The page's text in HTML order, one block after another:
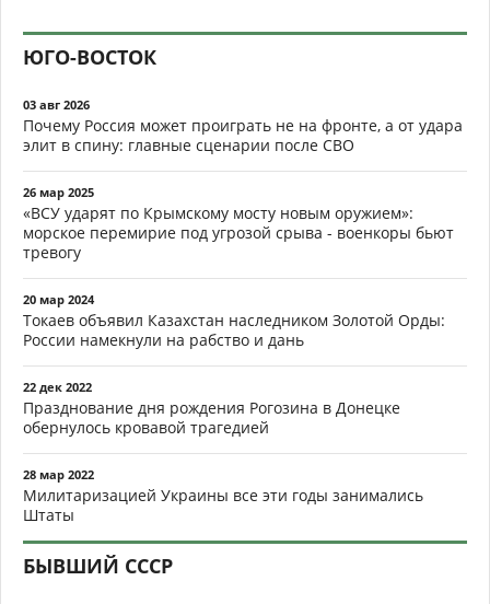
ЮГО-ВОСТОК
03 авг 2026
Почему Россия может проиграть не на фронте, а от удара
элит в спину: главные сценарии после СВО
26 мар 2025
«ВСУ ударят по Крымскому мосту новым оружием»:
морское перемирие под угрозой срыва - военкоры бьют
тревогу
20 мар 2024
Токаев объявил Казахстан наследником Золотой Орды:
России намекнули на рабство и дань
22 дек 2022
Празднование дня рождения Рогозина в Донецке
обернулось кровавой трагедией
28 мар 2022
Милитаризацией Украины все эти годы занимались
Штаты
БЫВШИЙ СССР